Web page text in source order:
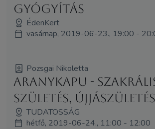
Gyógyítás
ÉdenKert
vasárnap, 2019-06-23., 19:00 -
Pozsgai Nikoletta
AranyKapu -
születés, újjászületés
TUDATOSSÁG
hétfő, 2019-06-24., 11:00 - 12:00